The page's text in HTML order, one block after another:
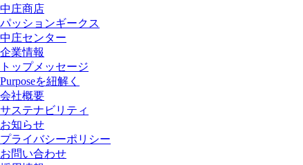
中庄商店
パッションギークス
中庄センター
企業情報
トップメッセージ
Purposeを紐解く
会社概要
サステナビリティ
お知らせ
プライバシーポリシー
お問い合わせ